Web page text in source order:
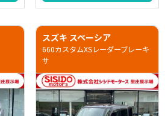
スズキ スペーシア
660カスタムXSレーダーブレーキ
サ